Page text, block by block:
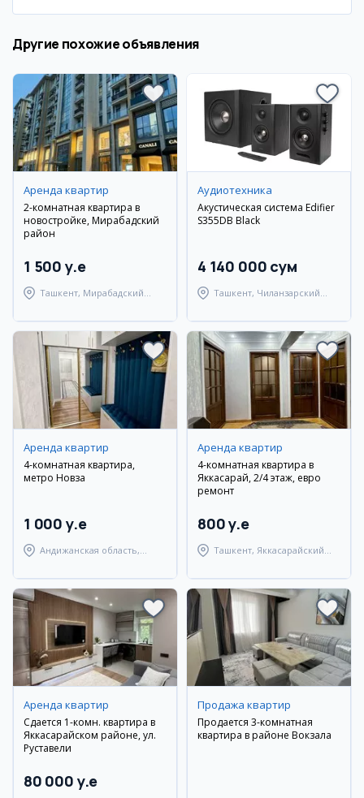
Другие похожие объявления
Аренда квартир
2-комнатная квартира в
новостройке, Мирабадский
район
1 500 y.e
Ташкент, Мирабадский
Аудиотехника
Акустическая система Edifier
S355DB Black
4 140 000 сум
Ташкент, Чиланзарский
Аренда квартир
4-комнатная квартира,
метро Новза
1 000 y.e
Андижанская область,
Аренда квартир
4-комнатная квартира в
Яккасарай, 2/4 этаж, евро
ремонт
800 y.e
Ташкент, Яккасарайский
Аренда квартир
Сдается 1-комн. квартира в
Яккасарайском районе, ул.
Руставели
80 000 y.e
Продажа квартир
Продается 3-комнатная
квартира в районе Вокзала